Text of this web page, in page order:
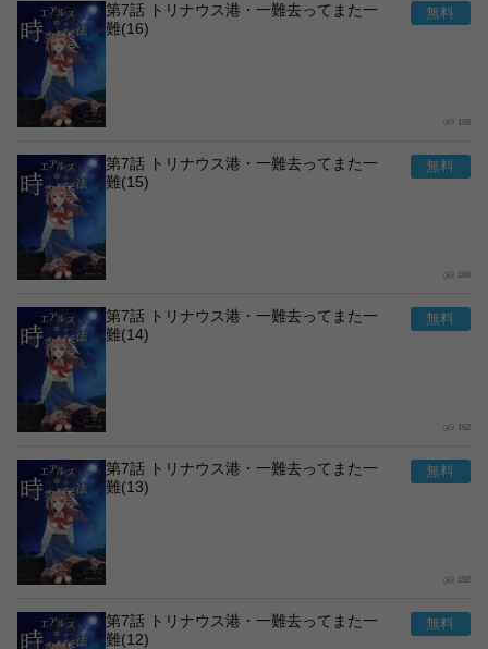
第7話 トリナウス港・一難去ってまた一
難(16)
168
第7話 トリナウス港・一難去ってまた一
難(15)
166
第7話 トリナウス港・一難去ってまた一
難(14)
162
第7話 トリナウス港・一難去ってまた一
難(13)
192
第7話 トリナウス港・一難去ってまた一
難(12)